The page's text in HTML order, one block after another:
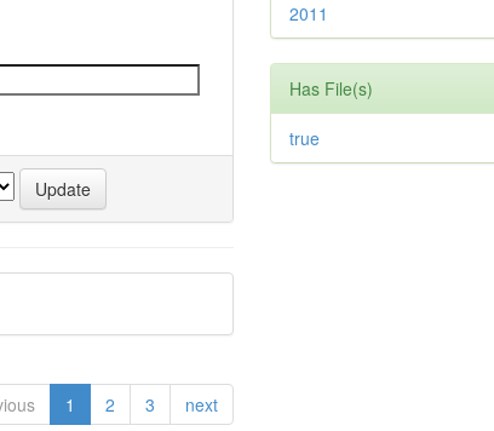
1 2 3 next
2011
Has File(s)
true